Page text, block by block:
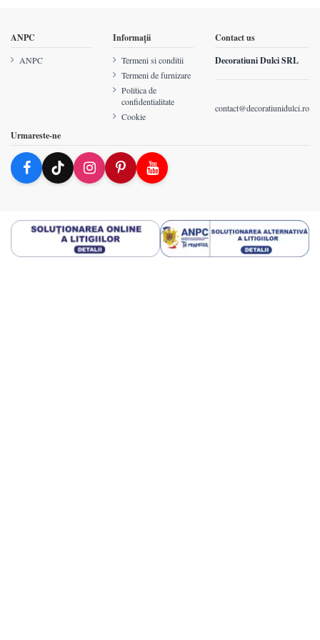
ANPC
ANPC
Informații
Termeni si conditii
Termeni de furnizare
Politica de
confidentialitate
Cookie
Contact us
Decoratiuni Dulci SRL
contact@decoratiunidulci.ro
Urmareste-ne